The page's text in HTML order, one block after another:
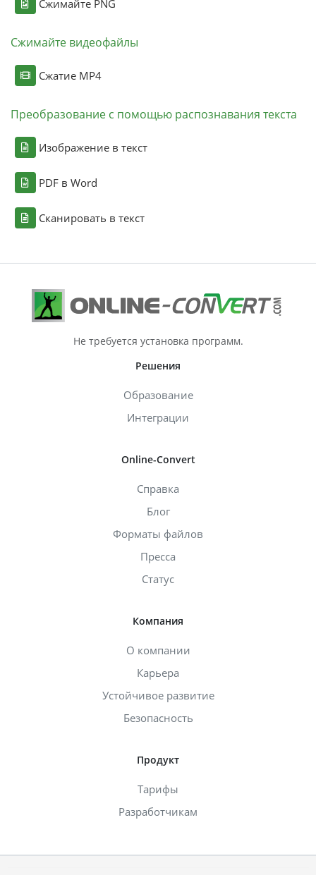
Сжимайте PNG
Сжимайте видеофайлы
Сжатие MP4
Преобразование с помощью распознавания текста
Изображение в текст
PDF в Word
Сканировать в текст
Не требуется установка программ.
Решения
Образование
Интеграции
Online-Convert
Справка
Блог
Форматы файлов
Пресса
Статус
Компания
О компании
Карьера
Устойчивое развитие
Безопасность
Продукт
Тарифы
Разработчикам